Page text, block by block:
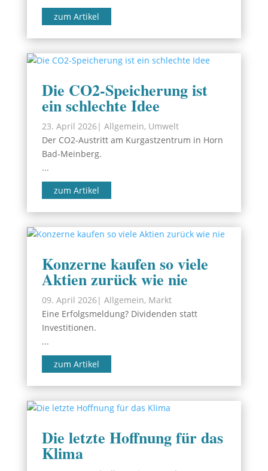
zum Artikel
Die CO2-Speicherung ist
ein schlechte Idee
23. April 2026| Allgemein, Umwelt
Der CO2-Austritt am Kurgastzentrum in Horn
Bad-Meinberg.
...
zum Artikel
Konzerne kaufen so viele
Aktien zurück wie nie
09. April 2026| Allgemein, Markt
Eine Erfolgsmeldung? Dividenden statt
Investitionen.
...
zum Artikel
Die letzte Hoffnung für das
Klima